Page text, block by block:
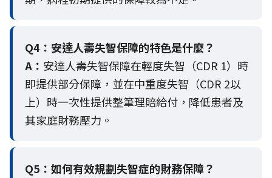
Q4： 安達人壽失智保障的特色是什麼？
A： 安達人壽失智保障在輕度失智（CDR 1）時
即提供部分保障，並在中重度失智（CDR 2以
上）時一次性提供整筆理賠給付，降低患者及
其家庭財務壓力。
Q5： 如何有效規劃失智症的財務保障？